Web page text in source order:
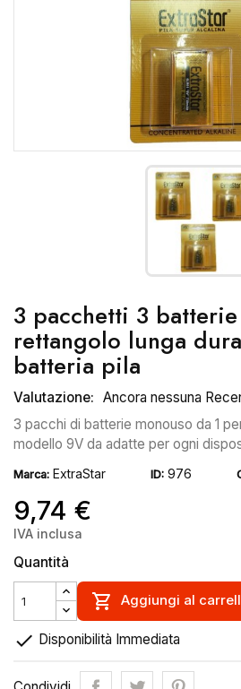
3 pacchetti 3
rettangolo lunga
batteria pila
Valutazione: Ancora nessuna
3 pacchi di batterie monouso da 1
modello 9V da adatte per ogni
Marca: ExtraStar ID: 976
9,74 €
IVA inclusa
Quantità
 Aggiungi al
 Disponibilità Immediata